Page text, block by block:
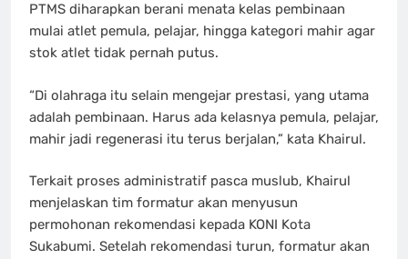
PTMS diharapkan berani menata kelas pembinaan
mulai atlet pemula, pelajar, hingga kategori mahir agar
stok atlet tidak pernah putus.
“Di olahraga itu selain mengejar prestasi, yang utama
adalah pembinaan. Harus ada kelasnya pemula, pelajar,
mahir jadi regenerasi itu terus berjalan,” kata Khairul.
Terkait proses administratif pasca muslub, Khairul
menjelaskan tim formatur akan menyusun
permohonan rekomendasi kepada KONI Kota
Sukabumi. Setelah rekomendasi turun, formatur akan